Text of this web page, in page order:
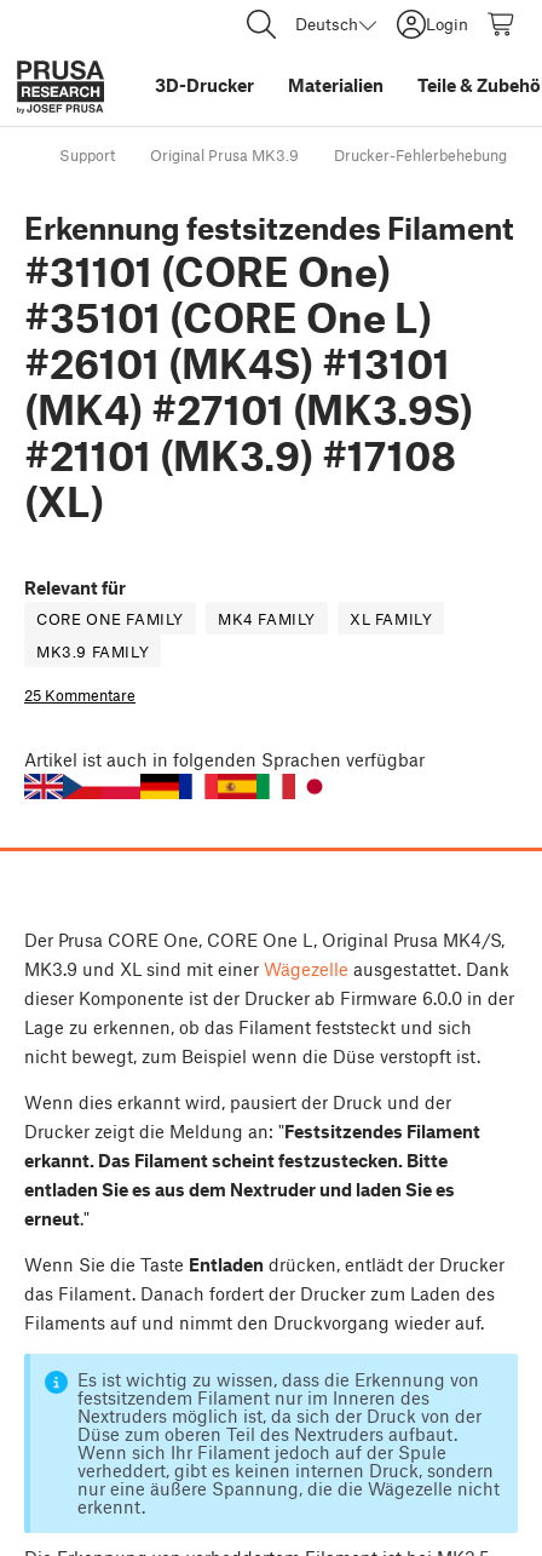
Deutsch Login
3D-Drucker Materialien Teile&
Support Original Prusa MK3.9 Drucker-Fehlerbehebung
Erkennung festsitzendes Filament
#31101 (CORE One)
#35101 (CORE One L)
#26101 (MK4S) #13101
(MK4) #27101 (MK3.9S)
#21101 (MK3.9) #17108
(XL)
Relevant für
CORE ONE FAMILY MK4 FAMILY
XL FAMILY
MK3.9 FAMILY
25 Kommentare
Artikel ist auch in folgenden Sprachen verfügbar
Der Prusa CORE One, CORE One L, Original Prusa MK4/S,
MK3.9 und XL sind mit einer Wägezelle ausgestattet. Dank
dieser Komponente ist der Drucker ab Firmware 6.0.0 in der
Lage zu erkennen, ob das Filament feststeckt und sich
nicht bewegt, zum Beispiel wenn die Düse verstopft ist.
Wenn dies erkannt wird, pausiert der Druck und der
Drucker zeigt die Meldung an: "Festsitzendes Filament
erkannt. Das Filament scheint festzustecken. Bitte
entladen Sie es aus dem Nextruder und laden Sie es
erneut."
Wenn Sie die Taste Entladen drücken, entlädt der Drucker
das Filament. Danach fordert der Drucker zum Laden des
Filaments auf und nimmt den Druckvorgang wieder auf.
Es ist wichtig zu wissen, dass die Erkennung von
festsitzendem Filament nur im Inneren des
Nextruders möglich ist, da sich der Druck von der
Düse zum oberen Teil des Nextruders aufbaut.
Wenn sich Ihr Filament jedoch auf der Spule
verheddert, gibt es keinen internen Druck, sondern
nur eine äußere Spannung, die die Wägezelle nicht
erkennt.